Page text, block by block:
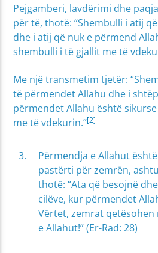
Pejgamberi, lavdërimi dhe
për të, thotë: “Shembulli i atij
dhe i atij që nuk e përmend
shembulli i të gjallit me të
Me një transmetim tjetër:
të përmendet Allahu dhe i
përmendet Allahu është
me të vdekurin.”[2]
Përmendja e Allahut
pastërti për zemrën,
thotë: “Ata që besojnë
cilëve, kur përmendet
Vërtet, zemrat
e Allahut!” (Er-Rad: 28)